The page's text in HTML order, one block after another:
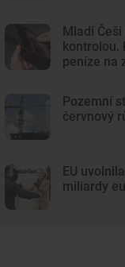
Mladí
kontrolou.
peníze na
Pozemní
červnový
EU
miliardy